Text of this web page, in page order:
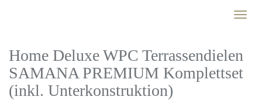
Toggle
Home Deluxe WPC Terrassendielen
SAMANA PREMIUM Komplettset
(inkl. Unterkonstruktion)